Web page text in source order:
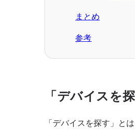
まとめ
参考
「デバイスを
「デバイスを探す」と